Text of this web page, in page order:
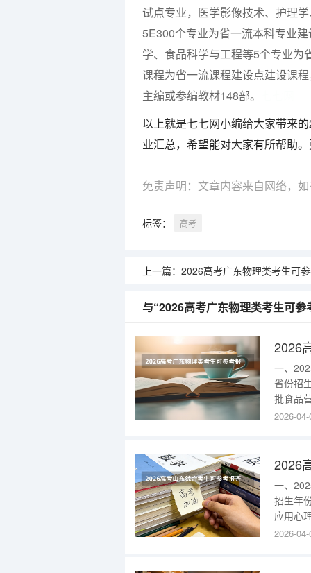
试点专业，医学影像技术、护理
5E300个专业为省一流本科专业
学、食品科学与工程等5个专业
课程为省一流课程建设点建设课
主编或参编教材148部。
以上就是七七网小编给大家带来
业汇总，希望能对大家有所帮助
免责声明：文章内容来自网络，
标签： 高考
上一篇： 2026高考广东物理类考生可参考报闽南理工学
与“2026高考广东物理类考生可
一、
省份招
批食品
(校本部
2026-
一、
招生年
应用心
2026-